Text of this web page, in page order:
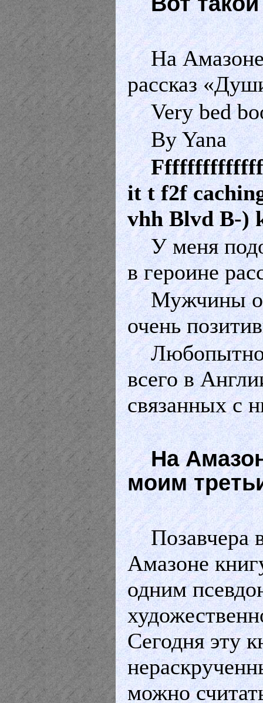
На
рассказ
Very bed
By Yana
it t f2f
vhh Blvd B-)
У меня
в героине
Мужчины
очень
всего в
связанных с
На
моим
Позавчера
Амазоне
одним
Сегодня эту
можно